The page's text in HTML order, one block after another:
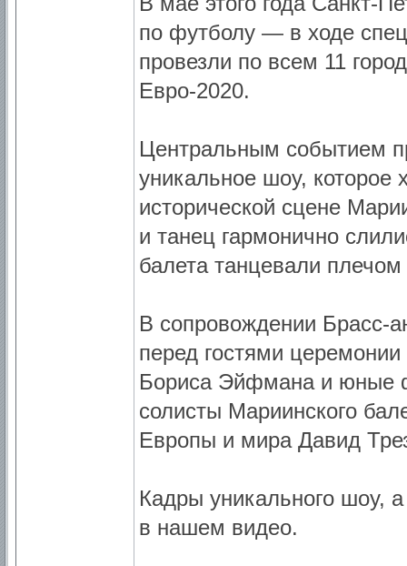
по футболу — в ходе
провезли по всем 11
Евро-2020.
Центральным событием
уникальное шоу,
исторической сцене
и танец гармонично
балета танцевали
В сопровождении Брасс-
перед гостями
Бориса Эйфмана и юные
солисты Мариинского
Европы и мира Давид
Кадры уникального шоу,
в нашем видео.